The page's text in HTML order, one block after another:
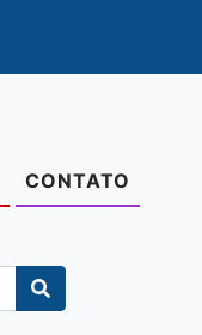
CONTATO